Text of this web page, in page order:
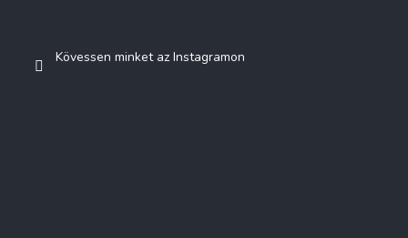
Kövessen minket az Instagramon